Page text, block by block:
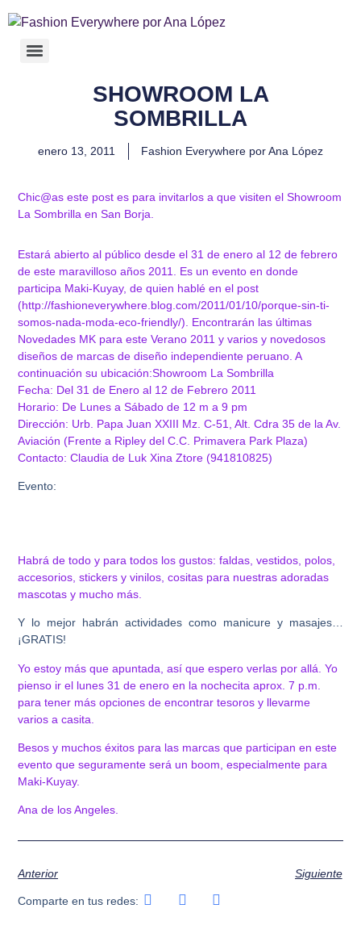
SHOWROOM LA
SOMBRILLA
enero 13, 2011 Fashion Everywhere por Ana López
Chic@as este post es para invitarlos a que visiten el Showroom
La Sombrilla en San Borja.
Estará abierto al público desde el 31 de enero al 12 de febrero
de este maravilloso años 2011. Es un evento en donde
participa Maki-Kuyay, de quien hablé en el post
(http://fashioneverywhere.blog.com/2011/01/10/porque-sin-ti-
somos-nada-moda-eco-friendly/). Encontrarán las últimas
Novedades MK para este Verano 2011 y varios y novedosos
diseños de marcas de diseño independiente peruano. A
continuación su ubicación:Showroom La Sombrilla
Fecha: Del 31 de Enero al 12 de Febrero 2011
Horario: De Lunes a Sábado de 12 m a 9 pm
Dirección: Urb. Papa Juan XXIII Mz. C-51, Alt. Cdra 35 de la Av.
Aviación (Frente a Ripley del C.C. Primavera Park Plaza)
Contacto: Claudia de Luk Xina Ztore (941810825)
Evento:
Habrá de todo y para todos los gustos: faldas, vestidos, polos,
accesorios, stickers y vinilos, cositas para nuestras adoradas
mascotas y mucho más.
Y lo mejor habrán actividades como manicure y masajes…
¡GRATIS!
Yo estoy más que apuntada, así que espero verlas por allá. Yo
pienso ir el lunes 31 de enero en la nochecita aprox. 7 p.m.
para tener más opciones de encontrar tesoros y llevarme
varios a casita.
Besos y muchos éxitos para las marcas que participan en este
evento que seguramente será un boom, especialmente para
Maki-Kuyay.
Ana de los Angeles.
Anterior Siguiente
Comparte en tus redes: